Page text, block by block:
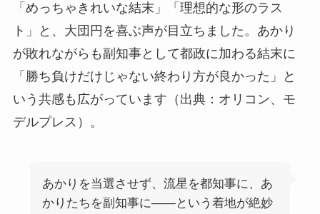
「めっちゃきれいな結末」「理想的な形のラス
ト」と、大団円を喜ぶ声が目立ちました。あかり
が敗れながらも副知事として都政に加わる結末に
「勝ち負けだけじゃない終わり方が良かった」と
いう共感も広がっています（出典：オリコン、モ
デルプレス）。
あかりを当選させず、流星を都知事に、あ
かりたちを副知事に——という着地が絶妙